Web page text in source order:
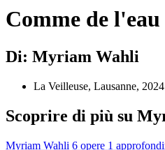
Comme de
Di: Myriam Wahli
La Veilleuse, Lausanne, 2024
Scoprire di più su
Myriam Wahli 6 opere 1